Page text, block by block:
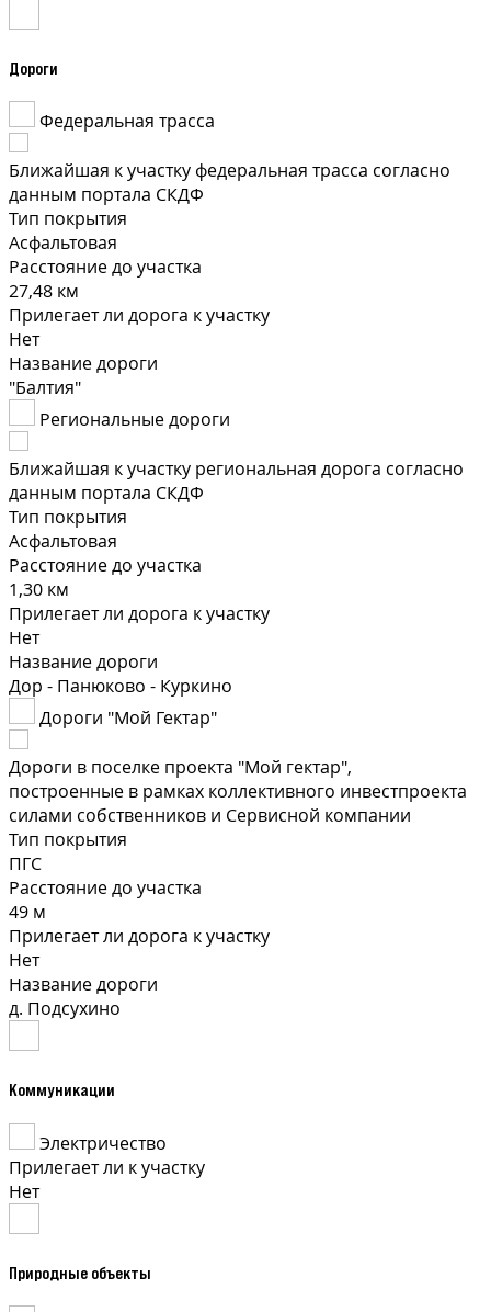
Дороги
Федеральная трасса
Ближайшая к участку федеральная трасса согласно
данным портала СКДФ
Тип покрытия
Асфальтовая
Расстояние до участка
27,48 км
Прилегает ли дорога к участку
Нет
Название дороги
"Балтия"
Региональные дороги
Ближайшая к участку региональная дорога согласно
данным портала СКДФ
Тип покрытия
Асфальтовая
Расстояние до участка
1,30 км
Прилегает ли дорога к участку
Нет
Название дороги
Дор - Панюково - Куркино
Дороги "Мой Гектар"
Дороги в поселке проекта "Мой гектар",
построенные в рамках коллективного инвестпроекта
силами собственников и Сервисной компании
Тип покрытия
ПГС
Расстояние до участка
49 м
Прилегает ли дорога к участку
Нет
Название дороги
д. Подсухино
Коммуникации
Электричество
Прилегает ли к участку
Нет
Природные объекты